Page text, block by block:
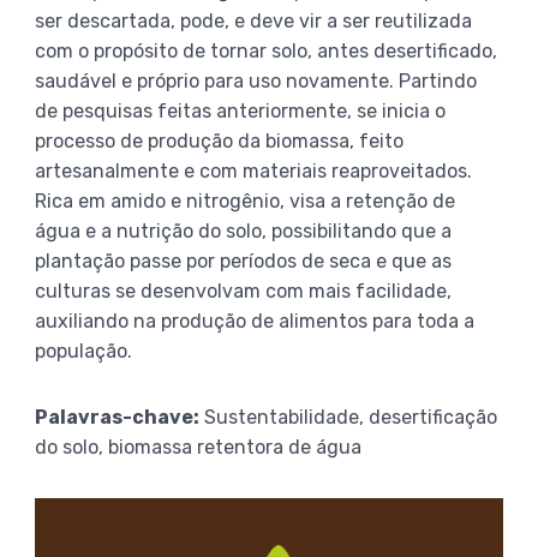
ser descartada, pode, e deve vir a ser reutilizada
com o propósito de tornar solo, antes desertificado,
saudável e próprio para uso novamente. Partindo
de pesquisas feitas anteriormente, se inicia o
processo de produção da biomassa, feito
artesanalmente e com materiais reaproveitados.
Rica em amido e nitrogênio, visa a retenção de
água e a nutrição do solo, possibilitando que a
plantação passe por períodos de seca e que as
culturas se desenvolvam com mais facilidade,
auxiliando na produção de alimentos para toda a
população.
Palavras-chave: Sustentabilidade, desertificação
do solo, biomassa retentora de água